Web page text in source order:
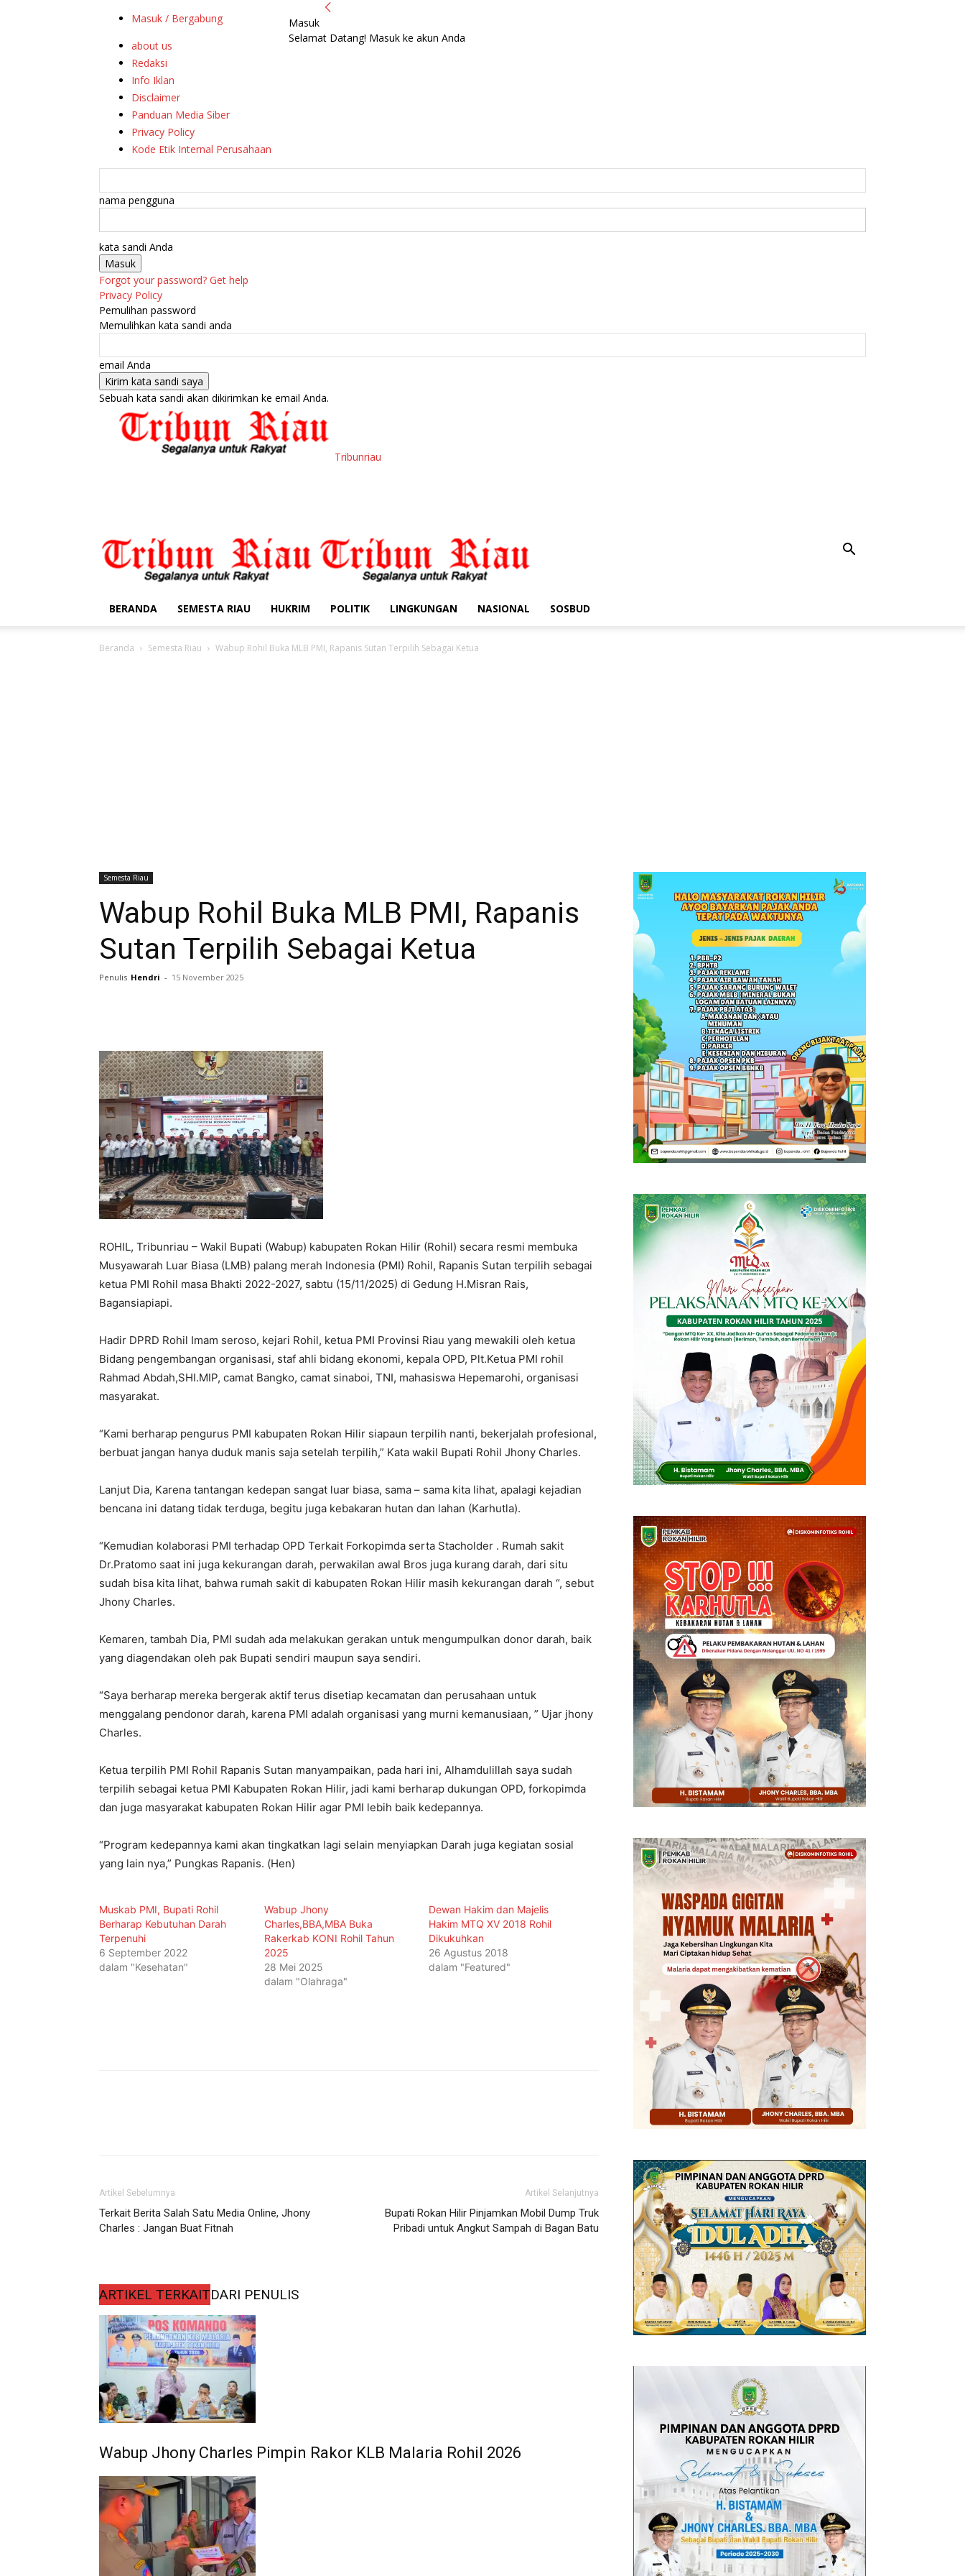
Masuk / Bergabung
about us
Redaksi
Info Iklan
Disclaimer
Panduan Media Siber
Privacy Policy
Kode Etik Internal Perusahaan
Masuk
Selamat Datang! Masuk ke akun Anda
nama pengguna
kata sandi Anda
Forgot your password? Get help
Privacy Policy
Pemulihan password
Memulihkan kata sandi anda
email Anda
Sebuah kata sandi akan dikirimkan ke email Anda.
Tribunriau
BERANDA SEMESTA RIAU HUKRIM POLITIK LINGKUNGAN NASIONAL SOSBUD
Beranda Semesta Riau Wabup Rohil Buka MLB PMI, Rapanis Sutan Terpilih Sebagai Ketua
Semesta Riau
Wabup Rohil Buka MLB PMI, Rapanis
Sutan Terpilih Sebagai Ketua
Penulis Hendri - 15 November 2025
ROHIL, Tribunriau – Wakil Bupati (Wabup) kabupaten Rokan Hilir (Rohil) secara resmi membuka
Musyawarah Luar Biasa (LMB) palang merah Indonesia (PMI) Rohil, Rapanis Sutan terpilih sebagai
ketua PMI Rohil masa Bhakti 2022-2027, sabtu (15/11/2025) di Gedung H.Misran Rais,
Bagansiapiapi.
Hadir DPRD Rohil Imam seroso, kejari Rohil, ketua PMI Provinsi Riau yang mewakili oleh ketua
Bidang pengembangan organisasi, staf ahli bidang ekonomi, kepala OPD, Plt.Ketua PMI rohil
Rahmad Abdah,SHI.MIP, camat Bangko, camat sinaboi, TNI, mahasiswa Hepemarohi, organisasi
masyarakat.
“Kami berharap pengurus PMI kabupaten Rokan Hilir siapaun terpilih nanti, bekerjalah profesional,
berbuat jangan hanya duduk manis saja setelah terpilih,” Kata wakil Bupati Rohil Jhony Charles.
Lanjut Dia, Karena tantangan kedepan sangat luar biasa, sama – sama kita lihat, apalagi kejadian
bencana ini datang tidak terduga, begitu juga kebakaran hutan dan lahan (Karhutla).
“Kemudian kolaborasi PMI terhadap OPD Terkait Forkopimda serta Stacholder . Rumah sakit
Dr.Pratomo saat ini juga kekurangan darah, perwakilan awal Bros juga kurang darah, dari situ
sudah bisa kita lihat, bahwa rumah sakit di kabupaten Rokan Hilir masih kekurangan darah “, sebut
Jhony Charles.
Kemaren, tambah Dia, PMI sudah ada melakukan gerakan untuk mengumpulkan donor darah, baik
yang diagendakan oleh pak Bupati sendiri maupun saya sendiri.
“Saya berharap mereka bergerak aktif terus disetiap kecamatan dan perusahaan untuk
menggalang pendonor darah, karena PMI adalah organisasi yang murni kemanusiaan, ” Ujar jhony
Charles.
Ketua terpilih PMI Rohil Rapanis Sutan manyampaikan, pada hari ini, Alhamdulillah saya sudah
terpilih sebagai ketua PMI Kabupaten Rokan Hilir, jadi kami berharap dukungan OPD, forkopimda
dan juga masyarakat kabupaten Rokan Hilir agar PMI lebih baik kedepannya.
“Program kedepannya kami akan tingkatkan lagi selain menyiapkan Darah juga kegiatan sosial
yang lain nya,” Pungkas Rapanis. (Hen)
Muskab PMI, Bupati Rohil
Berharap Kebutuhan Darah
Terpenuhi
6 September 2022
dalam "Kesehatan"
Wabup Jhony
Charles,BBA,MBA Buka
Rakerkab KONI Rohil Tahun
2025
28 Mei 2025
dalam "Olahraga"
Dewan Hakim dan Majelis
Hakim MTQ XV 2018 Rohil
Dikukuhkan
26 Agustus 2018
dalam "Featured"
Artikel Sebelumnya
Terkait Berita Salah Satu Media Online, Jhony
Charles : Jangan Buat Fitnah
Artikel Selanjutnya
Bupati Rokan Hilir Pinjamkan Mobil Dump Truk
Pribadi untuk Angkut Sampah di Bagan Batu
ARTIKEL TERKAITDARI PENULIS
Wabup Jhony Charles Pimpin Rakor KLB Malaria Rohil 2026